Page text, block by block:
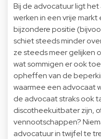
Bij de advocatuur ligt
werken in een vrije
bijzondere positie
schiet steeds minder
ze steeds meer gelijken
wat sommigen er ook
opheffen van de
waarmee een advocaat
de advocaat straks ook
discotheekuitbater zijn,
vennootschappen?
advocatuur in twijfel te